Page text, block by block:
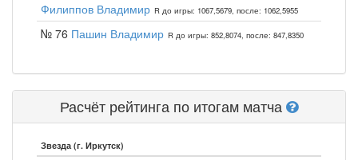
Филиппов Владимир R до игры: 1067,5679, после: 1062,5955
№ 76 Пашин Владимир R до игры: 852,8074, после: 847,8350
Расчёт рейтинга по итогам матча
Звезда (г. Иркутск)